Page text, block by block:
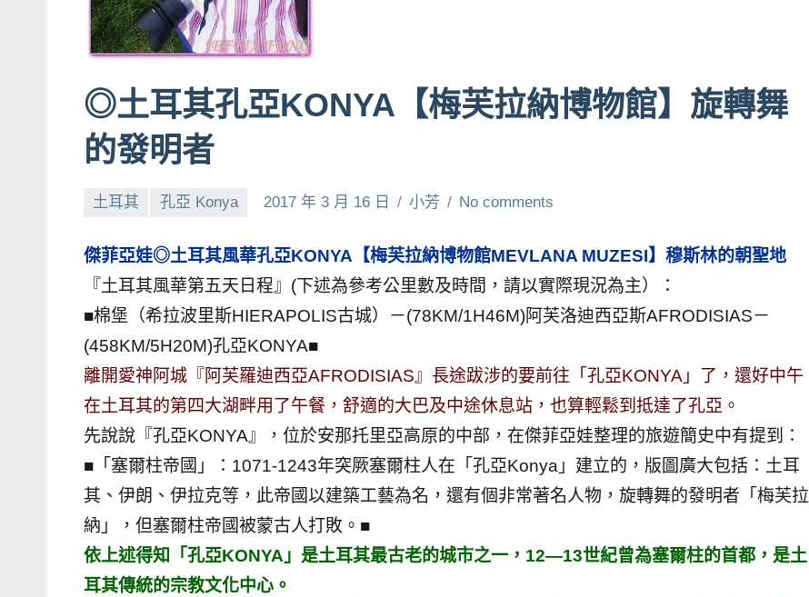
賓、
News
探
節
班
外
景
節
主
持、
吳
哥
泰
國
旅
遊
書
◎土耳其孔亞KONYA【梅芙拉納博物館】旋轉舞
的發明者
土耳其 孔亞 Konya 2017 年 3 月 16 日 小芳 No comments
傑菲亞娃◎土耳其風華孔亞KONYA【梅芙拉納博物館MEVLANA MUZESI】穆斯林的朝聖地
『土耳其風華第五天日程』(下述為參考公里數及時間，請以實際現況為主）：
■棉堡（希拉波里斯HIERAPOLIS古城）－(78KM/1H46M)阿芙洛迪西亞斯AFRODISIAS－
(458KM/5H20M)孔亞KONYA■
離開愛神阿城『阿芙羅迪西亞AFRODISIAS』長途跋涉的要前往「孔亞KONYA」了，還好中午
在土耳其的第四大湖畔用了午餐，舒適的大巴及中途休息站，也算輕鬆到抵達了孔亞。
先說說『孔亞KONYA』，位於安那托里亞高原的中部，在傑菲亞娃整理的旅遊簡史中有提到：
■「塞爾柱帝國」：1071-1243年突厥塞爾柱人在「孔亞Konya」建立的，版圖廣大包括：土耳
其、伊朗、伊拉克等，此帝國以建築工藝為名，還有個非常著名人物，旋轉舞的發明者「梅芙拉
納」，但塞爾柱帝國被蒙古人打敗。■
依上述得知「孔亞KONYA」是土耳其最古老的城市之一，12—13世紀曾為塞爾柱的首都，是土
耳其傳統的宗教文化中心。